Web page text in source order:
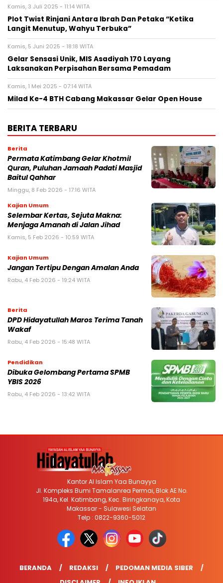
Kamis, 3 Juli 2025 - 11:14 WITA
Plot Twist Rinjani Antara Ibrah Dan Petaka “Ketika
Langit Menutup, Wahyu Terbuka”
Kamis, 5 Juni 2025 - 18:18 WITA
Gelar Sensasi Unik, MIS Asadiyah 170 Layang
Laksanakan Perpisahan Bersama Pemadam
Kamis, 1 Mei 2025 - 07:14 WITA
Milad Ke-4 BTH Cabang Makassar Gelar Open House
BERITA TERBARU
Berita
Permata Katimbang Gelar Khotmil
Quran, Puluhan Jamaah Padati Masjid
Baitul Qahhar
Minggu, 8 Feb 2026 - 17:16 WITA
Kajian Umum
Selembar Kertas, Sejuta Makna:
Menjaga Amanah di Jalan Jihad
Kamis, 5 Feb 2026 - 10:59 WITA
Kajian Umum
Jangan Tertipu Dengan Amalan Anda
Rabu, 4 Feb 2026 - 19:24 WITA
Berita
DPD Hidayatullah Maros Terima Tanah
Wakaf
Rabu, 4 Feb 2026 - 15:48 WITA
Pendidikan
Dibuka Gelombang Pertama SPMB
YBIS 2026
Rabu, 4 Feb 2026 - 13:42 WITA
Kantor Al Islam Yaa Bunayya
Jl. Kompleks Bumi Tamalanrea Permai, Blok AE No.
194a, Kel. Katimbang, Kec. Biringkanaya, Kota
Makassar - Sulawesi Selatan
Telp : 0822-9360-5012
BERANDA REDAKSI
PEDOMAN MEDIA SIBER